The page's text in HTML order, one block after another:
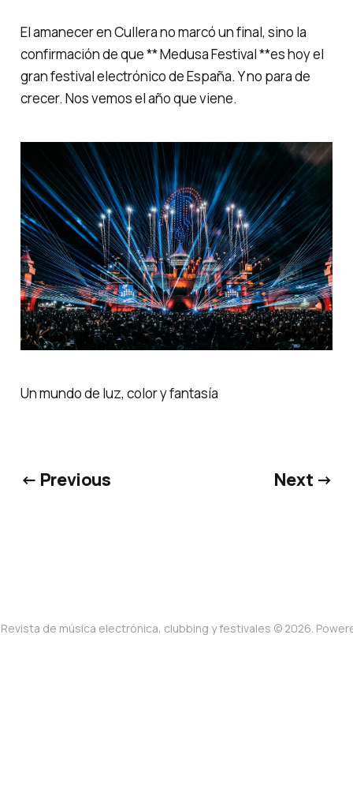
El amanecer en Cullera no marcó un final, sino la
confirmación de que ** Medusa Festival **es hoy el
gran festival electrónico de España. Y no para de
crecer. Nos vemos el año que viene.
Un mundo de luz, color y fantasía
← Previous Next →
de música electrónica, clubbing y festivales © 2026.